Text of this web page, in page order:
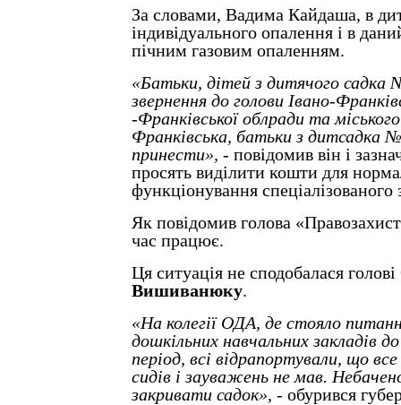
За словами, Вадима Кайдаша, в
індивідуального опалення і в
пічним газовим опаленням.
«Батьки, дітей з дитячого садка
звернення до голови Івано-
-Франківської облради та
Франківська, батьки з
принести», - повідомив він і
просять виділити кошти для
функціонування спеціалізованого
Як повідомив голова
час працює.
Ця ситуація не сподобалася
Вишиванюку.
«На колегії ОДА, де стояло
дошкільних навчальних закладів
період, всі відрапортували, що
сидів і зауважень не мав.
закривати садок», - обурився